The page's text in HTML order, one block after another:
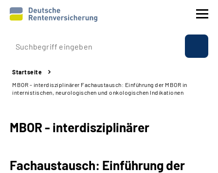
Prävention
Reha
Beratung & Kontakt
Experten
Startseite
MBOR - interdisziplinärer Fachaustausch: Einführung der MBOR in
internistischen, neurologischen und onkologischen Indikationen
MBOR - interdisziplinärer
Fachaustausch: Einführung der